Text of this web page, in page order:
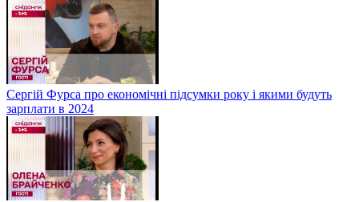
Сергій Фурса про економічні підсумки року і якими будуть
зарплати в 2024